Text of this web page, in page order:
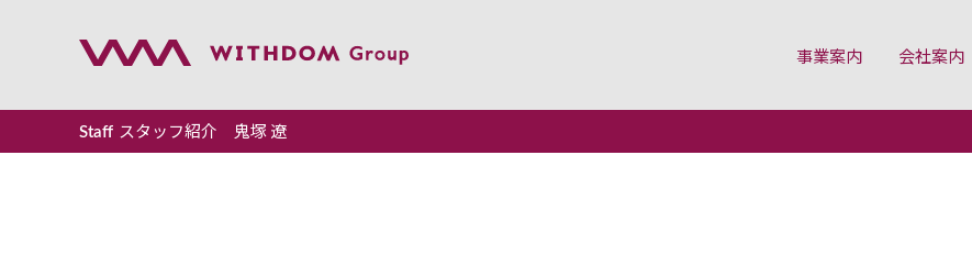
トップページ
事業案内 会社案内
Staff スタッフ紹介 鬼塚 遼